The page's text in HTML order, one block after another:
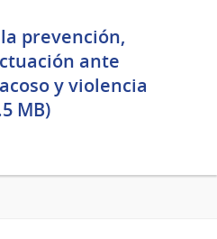
prevención,
ante
y violencia
MB)